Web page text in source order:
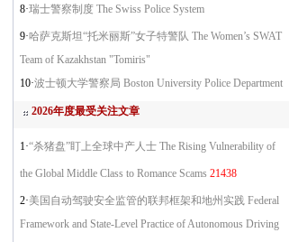
8·瑞士警察制度 The Swiss Police System
9·哈萨克斯坦“托米丽斯”女子特警队 The Women’s SWAT
Team of Kazakhstan "Tomiris"
10·波士顿大学警察局 Boston University Police Department
2026年度最受关注文章
1·“杀猪盘”盯上全球中产人士 The Rising Vulnerability of
the Global Middle Class to Romance Scams 21438
2·美国自动驾驶安全监管的联邦框架和地州实践 Federal
Framework and State-Level Practice of Autonomous Driving